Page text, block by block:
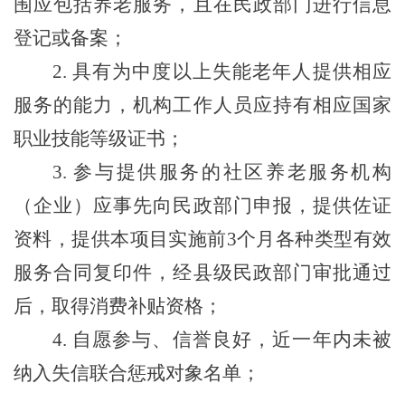
登记或备案；
2. 具有为中度以上失能老年人提供相应
服务的能力，机构工作人员应持有相应国家
职业技能等级证书；
3.参与提供服务的社区养老服务机构
（企业 ） 应事先向民政部门申报，提供佐证
资料，提供本项目实施前3个月各种类型有效
服务合同复印件，经县级民政部门审批通过
后，取得消费补贴资格；
4. 自愿参与、信誉良好，近一年内未被
纳入失信联合惩戒对象名单；